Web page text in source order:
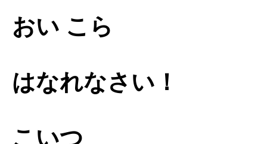
おい こら
はなれなさい！
こいつ